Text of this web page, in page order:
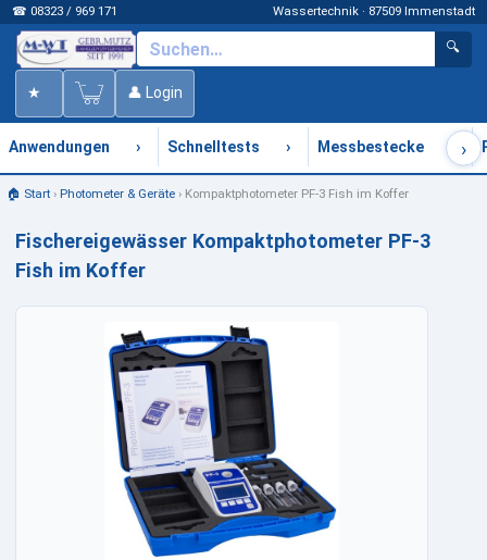
☎ 08323 / 969 171 Wassertechnik · 87509 Immenstadt
🔍
★ 👤 Login
Anwendungen › Schnelltests › Messbestecke ›
🏠 Start› Photometer & Geräte› Kompaktphotometer PF-3 Fish im Koffer
Fischereigewässer Kompaktphotometer PF-3
Fish im Koffer